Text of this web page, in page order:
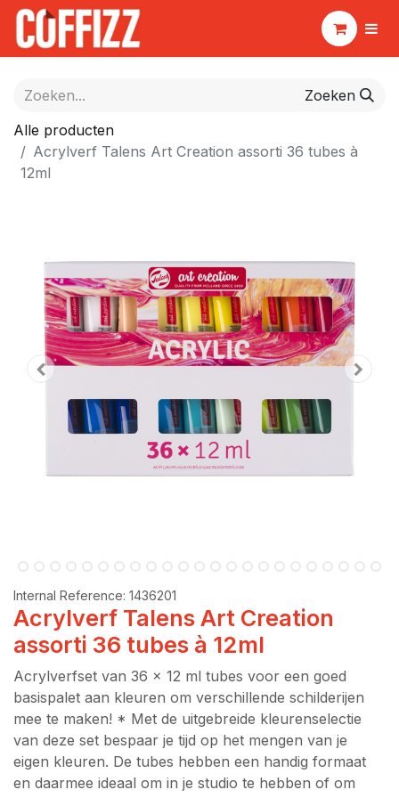
Zoeken
Alle producten
Acrylverf Talens Art Creation assorti 36 tubes à
12ml
Internal Reference: 1436201
Acrylverf Talens Art Creation
assorti 36 tubes à 12ml
Acrylverfset van 36 x 12 ml tubes voor een goed
basispalet aan kleuren om verschillende schilderijen
mee te maken! * Met de uitgebreide kleurenselectie
van deze set bespaar je tijd op het mengen van je
eigen kleuren. De tubes hebben een handig formaat
en daarmee ideaal om in je studio te hebben of om